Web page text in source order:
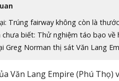
Trúng fairway không còn là
chưa biết: Thử nghiệm táo bạo về
Greg Norman thị sát Văn Lang
Văn Lang Empire (Phú